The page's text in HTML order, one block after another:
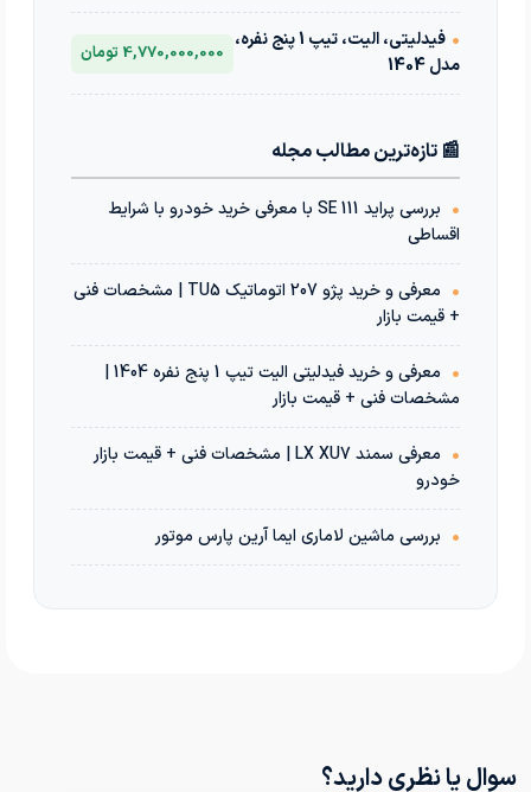
•
فیدلیتی، الیت، تیپ 1 پنج نفره،
مدل 1404
4,770,000,000 تومان
📰 تازه‌ترین مطالب مجله
•
بررسی پراید 111 SE با معرفی خرید خودرو با شرایط
اقساطی
•
معرفی و خرید پژو 207 اتوماتیک TU5 | مشخصات فنی
+ قیمت بازار
•
معرفی و خرید فیدلیتی الیت تیپ 1 پنج نفره 1404 |
مشخصات فنی + قیمت بازار
•
معرفی سمند LX XU7 | مشخصات فنی + قیمت بازار
خودرو
• بررسی ماشین لاماری ایما آرین پارس موتور
سوال یا نظری دارید؟